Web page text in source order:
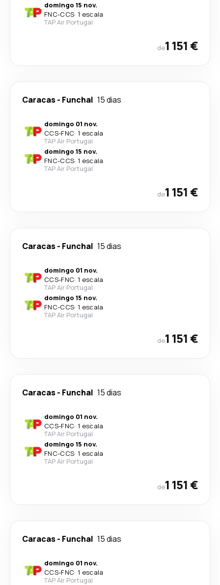
domingo 15 nov.
FNC-CCS· 1 escala
TAP Air Portugal
de1 151 €
Caracas- Funchal 15 dias
domingo 01 nov.
CCS-FNC· 1 escala
TAP Air Portugal
domingo 15 nov.
FNC-CCS· 1 escala
TAP Air Portugal
de1 151 €
Caracas- Funchal 15 dias
domingo 01 nov.
CCS-FNC· 1 escala
TAP Air Portugal
domingo 15 nov.
FNC-CCS· 1 escala
TAP Air Portugal
de1 151 €
Caracas- Funchal 15 dias
domingo 01 nov.
CCS-FNC· 1 escala
TAP Air Portugal
domingo 15 nov.
FNC-CCS· 1 escala
TAP Air Portugal
de1 151 €
Caracas- Funchal 15 dias
domingo 01 nov.
CCS-FNC· 1 escala
TAP Air Portugal